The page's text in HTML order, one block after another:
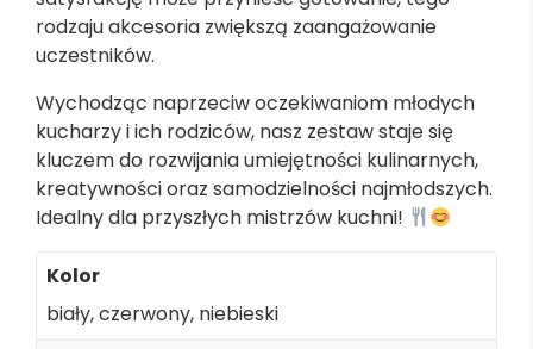
rodzaju akcesoria zwiększą zaangażowanie
uczestników.
Wychodząc naprzeciw oczekiwaniom młodych
kucharzy i ich rodziców, nasz zestaw staje się
kluczem do rozwijania umiejętności kulinarnych,
kreatywności oraz samodzielności najmłodszych.
Idealny dla przyszłych mistrzów kuchni!
Kolor
biały,czerwony, niebieski